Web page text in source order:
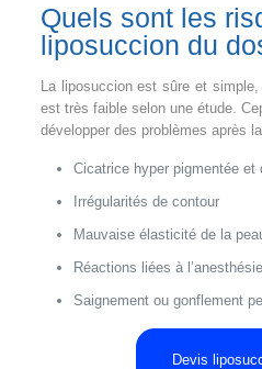
Quels sont les
liposuccion du
La liposuccion est sûre et
est très faible selon une étude.
développer des problèmes après
Cicatrice hyper pigmentée et
Irrégularités de contour
Mauvaise élasticité de la
Réactions liées à l’anesthésie
Saignement ou gonflement
Devis